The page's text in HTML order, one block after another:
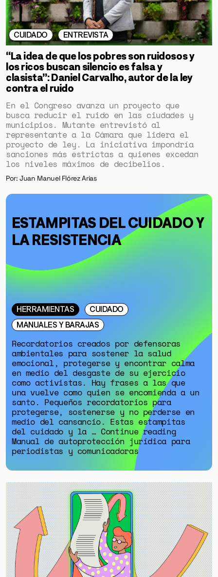
CUIDADO ENTREVISTA
“La idea de que los pobres son ruidosos y
los ricos buscan silencio es falsa y
clasista”: Daniel Carvalho, autor de la ley
contra el ruido
En el Congreso avanza un proyecto que
busca reducir el ruido en las ciudades y
municipios. Mutante entrevistó al
representante a la Cámara que lidera el
proyecto de ley. La iniciativa impondría
sanciones más estrictas a quienes excedan
los niveles máximos de decibelios.
Por: Juan Manuel Flórez Arias
ESTAMPITAS DEL CUIDADO Y
LA RESISTENCIA
HERRAMIENTAS
CUIDADO
MANUALES Y BARAJAS
Recordatorios creados por defensoras
ambientales para sostener la salud
emocional, protegerse y encontrar calma
en medio del desgaste de su ejercicio
como activistas. Hay frases a las que
una vuelve como quien se encomienda a un
santo. Pequeños recordatorios para
protegerse, sostenerse y no perderse en
medio del cansancio. Estas estampitas
del cuidado y la … Continue reading
Manual de autoprotección jurídica para
periodistas y comunicadoras